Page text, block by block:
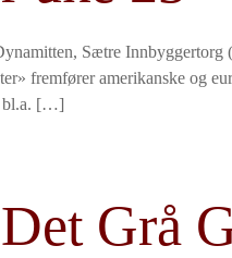
Sætre Innbyggertorg
fremfører amerikanske og
bl.a. […]
Grå